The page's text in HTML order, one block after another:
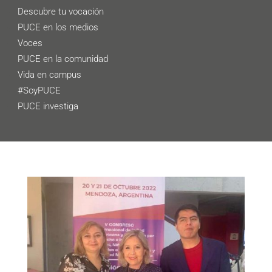
Descubre tu vocación
PUCE en los medios
Voces
PUCE en la comunidad
Vida en campus
#SoyPUCE
PUCE investiga